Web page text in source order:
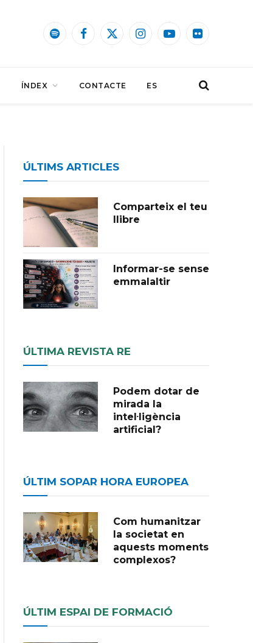
SpotifyFacebook
X
InstagramYouTubeFlickr
ÍNDEX CONTACTE ES
ÚLTIMS ARTICLES
Comparteix el teu
llibre
Informar-se sense
emmalaltir
ÚLTIMA REVISTA RE
Podem dotar de
mirada la
intel·ligència
artificial?
ÚLTIM SOPAR HORA EUROPEA
Com humanitzar
la societat en
aquests moments
complexos?
ÚLTIM ESPAI DE FORMACIÓ